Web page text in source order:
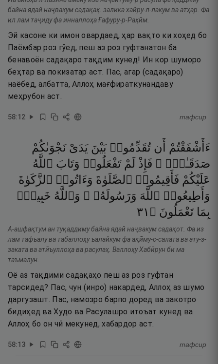
байна ядай наҷвакум садақаҳ. залика хайру-л-лакум ва атҳар. Фа
ил лам таҷиду фа инналлоҳа Ғафуру-р-Раҳӣм.
Эй касоне ки имон овардаед, ҳар вақто ки хоҳед бо
Паёмбар роз гӯед, пеш аз роз гуфтанатон ба
бенавоён садақаро тақдим кунед! Ин кор шуморо
беҳтар ва покизатар аст. Пас, агар (садақаро)
наёбед, албатта, Аллоҳ мағфираткунандаву
меҳрубон аст.
58:12 тафсир
ءَأَشْفَقْتُمْ أَن تُقَدِّمُوا۟ بَيْنَ يَدَىْ نَجْوَىٰكُمْ
صَدَقَـٰتٍۢ ۚ فَإِذْ لَمْ تَفْعَلُوا۟ وَتَابَ ٱللَّهُ
عَلَيْكُمْ فَأَقِيمُوا۟ ٱلصَّلَوٰةَ وَءَاتُوا۟ ٱلزَّكَوٰةَ
وَأَطِيعُوا۟ ٱللَّهَ وَرَسُولَهُۥ ۚ وَٱللَّهُ خَبِيرٌۢ
بِمَا تَعْمَلُونَ ۝ ١٣
А-ашфақтум ан туқаддиму байна ядай наҷвакум садақот. Фа из
лам тафъалу ва табаллоҳу ъалайкум фа ақӣму-с-салата ва ату-з-
заката ва атӣъуллоҳа ва расулаҳ. Валлоҳу Хабӣрун би ма
таъмалун.
Оё аз тақдими садақаҳо пеш аз роз гуфтан
тарсидед? Пас, чун (инро) накардед, Аллоҳ аз шумо
даргузашт. Пас, намозро барпо доред ва закотро
бидиҳед ва Худо ва Расулашро итоъат кунед ва
Аллоҳ бо он чӣ мекунед, хабардор аст.
58:13 тафсир